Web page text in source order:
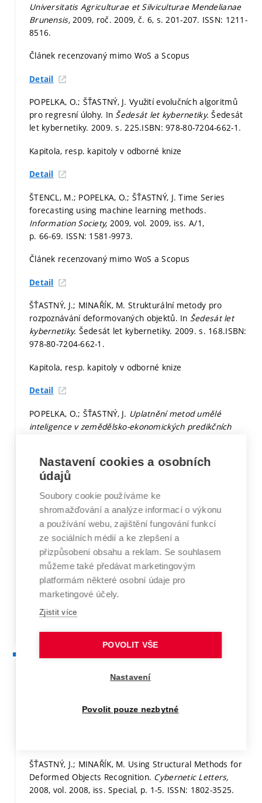
Universitatis Agriculturae et Silviculturae Mendelianae
Brunensis, 2009, roč. 2009, č. 6, s. 201-207. ISSN: 1211-
8516.
Článek recenzovaný mimo WoS a Scopus
Detail
POPELKA, O.; ŠŤASTNÝ, J. Využití evolučních algoritmů
pro regresní úlohy. In Šedesát let kybernetiky.Šedesát
let kybernetiky. 2009.s. 225.ISBN: 978-80-7204-662-1.
Kapitola, resp. kapitoly v odborné knize
Detail
ŠTENCL, M.; POPELKA, O.; ŠŤASTNÝ, J. Time Series
forecasting using machine learning methods.
Information Society, 2009, vol. 2009, iss. A/1,
p. 66-69. ISSN: 1581-9973.
Článek recenzovaný mimo WoS a Scopus
Detail
ŠŤASTNÝ, J.; MINAŘÍK, M. Strukturální metody pro
rozpoznávání deformovaných objektů. In Šedesát let
kybernetiky. Šedesát let kybernetiky. 2009.s. 168.ISBN:
978-80-7204-662-1.
Kapitola, resp. kapitoly v odborné knize
Detail
POPELKA, O.; ŠŤASTNÝ, J. Uplatnění metod umělé
inteligence v zemědělsko-ekonomických predikčních
II, 2009. 51 s. ISBN: 978-80-7375-340-5.
Detail
ŠKORPIL, V.; ŠŤASTNÝ, J. Comparison Methods for
Object Recognition. In
Proceedings of the 13th WSEAS
International Conference on Systems.
WSEAS. Rhodos,
Greece: WSEAS, 2009.
ISBN: 978-960-474-
097-0.
Stať ve sborníku v databázi WoS či Scopus
Detail
Acta Mechanica Slovaca,
Článek recenzovaný mimo WoS a Scopus
ŠŤASTNÝ, J.; MINAŘÍK, M. Using Structural Methods for
Deformed Objects Recognition. Cybernetic Letters,
2008, vol. 2008, iss. Special, p. 1-5. ISSN: 1802-3525.
Nastavení cookies a osobních
údajů
Soubory cookie používáme ke
shromažďování a analýze informací o výkonu
a používání webu, zajištění fungování funkcí
ze sociálních médií a ke zlepšení a
přizpůsobení obsahu a reklam. Se souhlasem
můžeme také předávat marketingovým
platformám některé osobní údaje pro
marketingové účely.
Zjistit více
POVOLIT VŠE
Nastavení
Povolit pouze nezbytné